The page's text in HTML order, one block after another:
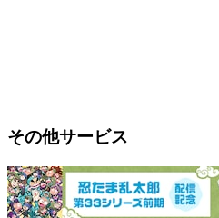
その他サービス